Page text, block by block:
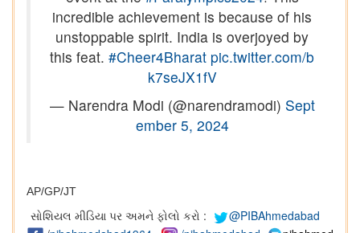
incredible achievement is because of his
unstoppable spirit. India is overjoyed by
this feat. #Cheer4Bharat pic.twitter.com/b
k7seJX1fV
— Narendra Modi (@narendramodi) Sept
ember 5, 2024
AP/GP/JT
સોશિયલ મીડિયા પર અમને ફોલો કરો :
@PIBAhmedabad